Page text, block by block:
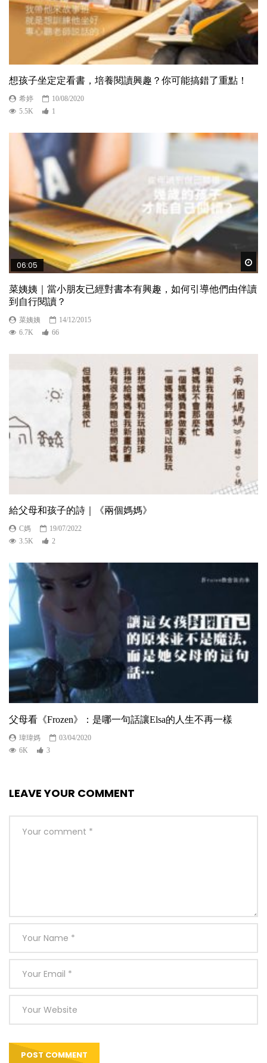
想孩子坐定定看書，培養閱讀興趣？你可能搞錯了重點！
希婷
10/08/2020
5.5K
1
06:05
菜姨姨｜當小朋友已經對書本有興趣，如何引導他們由伴讀
到自行閱讀？
菜姨姨
14/12/2015
6.7K
66
給父母和孩子的詩｜《兩個媽媽》
C媽
19/07/2022
3.5K
2
父母看《Frozen》：是哪一句話讓Elsa的人生不再一樣
瑋瑋媽
03/04/2020
6K
3
LEAVE YOUR COMMENT